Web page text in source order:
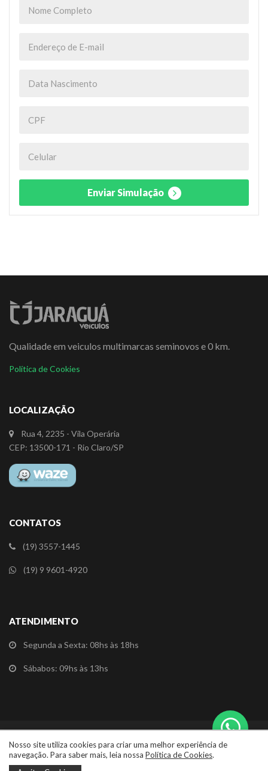
Enviar Simulação
Qualidade em veiculos multimarcas seminovos e 0 km.
Política de Cookies
LOCALIZAÇÃO
Rua 4, 2235 - Vila Operária
CEP: 13500-171 - Rio Claro/SP
CONTATOS
(19) 3557-1445
(19) 9 9601-4920
ATENDIMENTO
Segunda a Sexta: 08hs às 18hs
Sábabos: 09hs às 13hs
Redes Sociais
©2026 Jaraguá Veículos. Todos os direitos reservados.
Nosso site utiliza cookies para criar uma melhor experiência de
navegação. Para saber mais, leia nossa Política de Cookies.